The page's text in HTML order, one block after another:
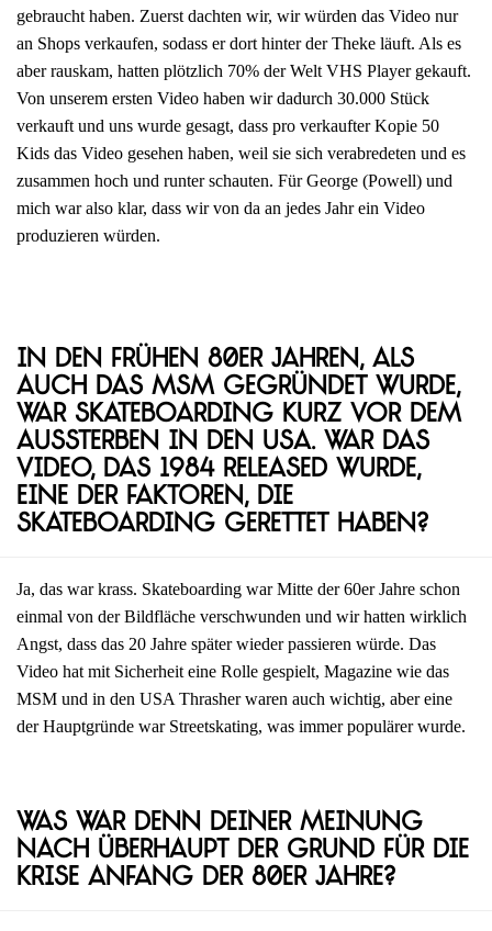
gebraucht haben. Zuerst dachten wir, wir würden das Video nur
an Shops verkaufen, sodass er dort hinter der Theke läuft. Als es
aber rauskam, hatten plötzlich 70% der Welt VHS Player gekauft.
Von unserem ersten Video haben wir dadurch 30.000 Stück
verkauft und uns wurde gesagt, dass pro verkaufter Kopie 50
Kids das Video gesehen haben, weil sie sich verabredeten und es
zusammen hoch und runter schauten. Für George (Powell) und
mich war also klar, dass wir von da an jedes Jahr ein Video
produzieren würden.
In den frühen 80er Jahren, als
auch das MSM gegründet wurde,
war Skateboarding kurz vor dem
Aussterben in den USA. War das
Video, das 1984 released wurde,
eine der Faktoren, die
Skateboarding gerettet haben?
Ja, das war krass. Skateboarding war Mitte der 60er Jahre schon
einmal von der Bildfläche verschwunden und wir hatten wirklich
Angst, dass das 20 Jahre später wieder passieren würde. Das
Video hat mit Sicherheit eine Rolle gespielt, Magazine wie das
MSM und in den USA Thrasher waren auch wichtig, aber eine
der Hauptgründe war Streetskating, was immer populärer wurde.
Was war denn deiner Meinung
nach überhaupt der Grund für die
Krise Anfang der 80er Jahre?